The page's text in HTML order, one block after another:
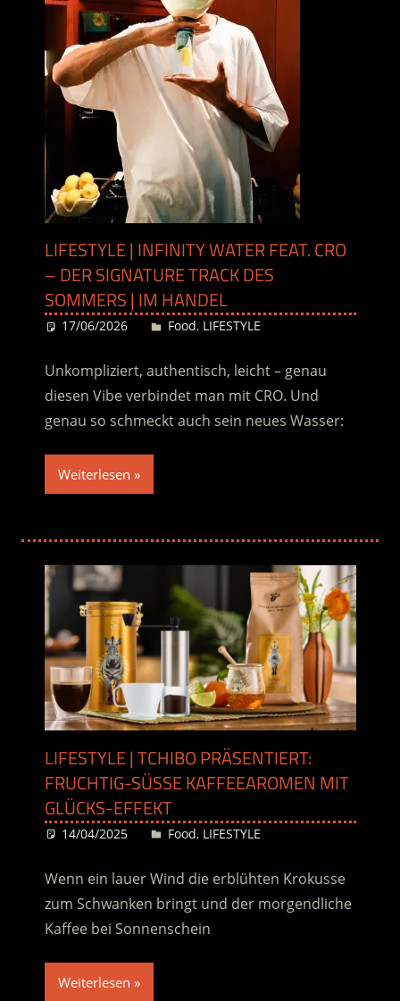
LIFESTYLE | INFINITY WATER FEAT. CRO
– DER SIGNATURE TRACK DES
SOMMERS | IM HANDEL
17/06/2026 Desiree
Food, LIFESTYLE
Unkompliziert, authentisch, leicht – genau
diesen Vibe verbindet man mit CRO. Und
genau so schmeckt auch sein neues Wasser:
Weiterlesen
LIFESTYLE | TCHIBO PRÄSENTIERT:
FRUCHTIG-SÜSSE KAFFEEAROMEN MIT
GLÜCKS-EFFEKT
14/04/2025 Desiree
Food, LIFESTYLE
Wenn ein lauer Wind die erblühten Krokusse
zum Schwanken bringt und der morgendliche
Kaffee bei Sonnenschein
Weiterlesen